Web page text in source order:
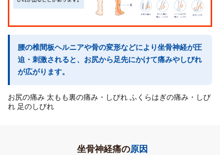
腰の椎間板ヘルニアや骨の変形などにより坐骨神経が圧
迫・刺激されると、お尻から足先にかけて痛みやしびれ
が広がります。
お尻の痛み 太もも裏の痛み・しびれ ふくらはぎの痛み・しび
れ 足のしびれ
坐骨神経痛の原因